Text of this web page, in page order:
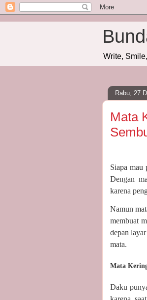
Write,
Rabu, 27
Mata
Siapa mau
Dengan
karena
Namun
membuat
depan
mata.
Mata
Daku